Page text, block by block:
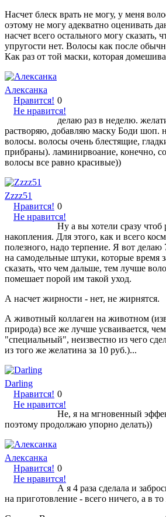
Насчет блеск врать не могу, у меня
оэтому не могу адекватно оценивать
насчет всего остального могу сказать,
упругости нет. Волосы как после
Как раз от той маски, которая
Алексанка
Нравится!
Не нравится!
0
делаю раз в неделю.
растворяю, добавляю маску Боди шоп.
волосы. волосы очень блестящие,
прибраны). ламинирвоание, конечно,
волосы все равно красивые))
Zzzz51
Нравится!
Не нравится!
0
Ну а вы хотели сразу
накопления. Для этого, как и всего
полезного, надо терпение. Я вот делаю
на самодельные штуки, которые время
сказать, что чем дальше, тем лучше
помешает порой им такой уход.
А насчет жирности - нет, не жирнятся.
А животный коллаген на животном
природа) все же лучше усваивается,
"специальный", неизвестно из чего
из того же желатина за 10 руб.)...
Darling
Нравится!
Не нравится!
0
Не, я на мгновенный
поэтому продолжаю упорно делать))
Алексанка
Нравится!
Не нравится!
0
А я 4 раза сделала и
на приготовление - всего ничего, а в